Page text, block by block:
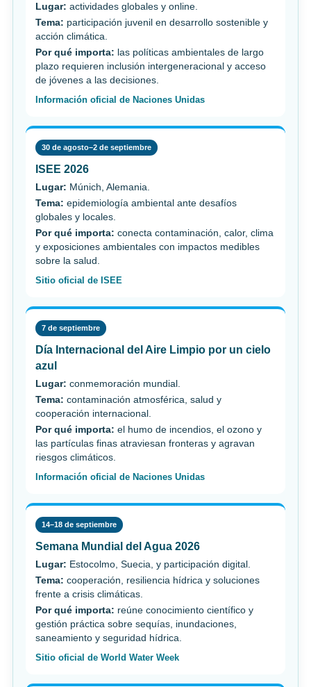
Lugar: actividades globales y online.
Tema: participación juvenil en desarrollo sostenible y
acción climática.
Por qué importa: las políticas ambientales de largo
plazo requieren inclusión intergeneracional y acceso
de jóvenes a las decisiones.
Información oficial de Naciones Unidas
30 de agosto–2 de septiembre
ISEE 2026
Lugar: Múnich, Alemania.
Tema: epidemiología ambiental ante desafíos
globales y locales.
Por qué importa: conecta contaminación, calor, clima
y exposiciones ambientales con impactos medibles
sobre la salud.
Sitio oficial de ISEE
7 de septiembre
Día Internacional del Aire Limpio por un cielo
azul
Lugar: conmemoración mundial.
Tema: contaminación atmosférica, salud y
cooperación internacional.
Por qué importa: el humo de incendios, el ozono y
las partículas finas atraviesan fronteras y agravan
riesgos climáticos.
Información oficial de Naciones Unidas
14–18 de septiembre
Semana Mundial del Agua 2026
Lugar: Estocolmo, Suecia, y participación digital.
Tema: cooperación, resiliencia hídrica y soluciones
frente a crisis climáticas.
Por qué importa: reúne conocimiento científico y
gestión práctica sobre sequías, inundaciones,
saneamiento y seguridad hídrica.
Sitio oficial de World Water Week